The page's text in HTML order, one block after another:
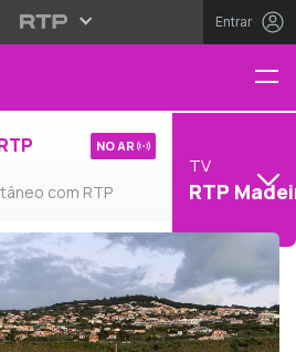
Entrar
com RTP
NO AR
TV
RTP